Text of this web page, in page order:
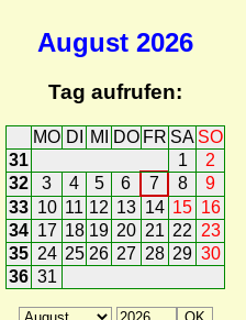
August 2026
Tag aufrufen:
MO DI MI DO FR SA SO
31
1
2
32
3 4 5 6 7 8
9
33 10 11 12 13 14 15 16
34 17 18 19 20 21 22 23
35 24 25 26 27 28 29 30
36 31